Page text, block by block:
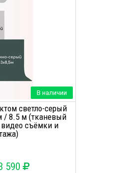
В наличии
светло-серый
/ 8.5 м (тканевый
съёмки и
590